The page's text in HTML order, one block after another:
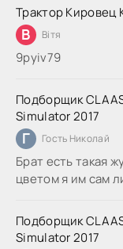
Трактор Кировец
В Вітя
9руіv79
Подборщик
Simulator 2017
Г Гость Николай
Брат есть такая
цветом я им сам
Подборщик
Simulator 2017